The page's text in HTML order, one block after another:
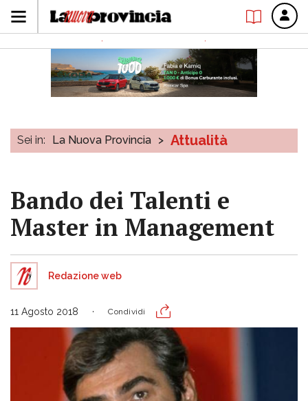
Sei in: La Nuova Provincia > Attualità
Bando dei Talenti e
Master in Management
Redazione web
11 Agosto 2018 Condividi